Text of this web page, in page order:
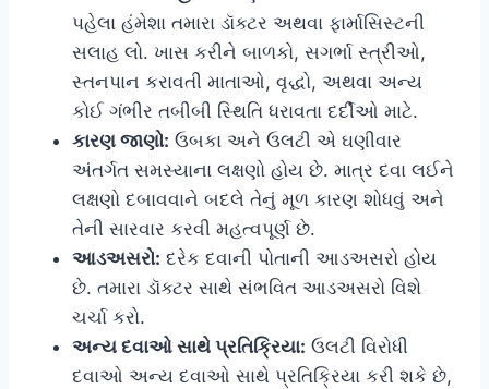
પહેલા હંમેશા તમારા ડૉક્ટર અથવા ફાર્માસિસ્ટની
સલાહ લો. ખાસ કરીને બાળકો, સગર્ભા સ્ત્રીઓ,
સ્તનપાન કરાવતી માતાઓ, વૃદ્ધો, અથવા અન્ય
કોઈ ગંભીર તબીબી સ્થિતિ ધરાવતા દર્દીઓ માટે.
કારણ જાણો: ઉબકા અને ઉલટી એ ઘણીવાર
અંતર્ગત સમસ્યાના લક્ષણો હોય છે. માત્ર દવા લઈને
લક્ષણો દબાવવાને બદલે તેનું મૂળ કારણ શોધવું અને
તેની સારવાર કરવી મહત્વપૂર્ણ છે.
આડઅસરો: દરેક દવાની પોતાની આડઅસરો હોય
છે. તમારા ડૉક્ટર સાથે સંભવિત આડઅસરો વિશે
ચર્ચા કરો.
અન્ય દવાઓ સાથે પ્રતિક્રિયા: ઉલટી વિરોધી
દવાઓ અન્ય દવાઓ સાથે પ્રતિક્રિયા કરી શકે છે,